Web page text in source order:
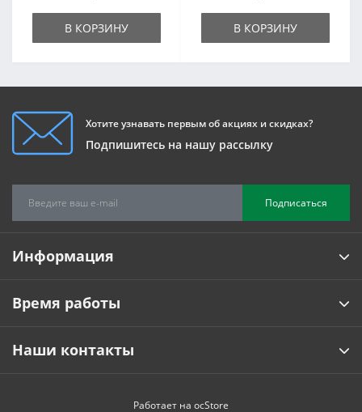
В КОРЗИНУ В КОРЗИНУ
Хотите узнавать первым об акциях и скидках?
Подпишитесь на нашу рассылку
Подписаться
Информация
Время работы
Наши контакты
Работает на ocStore